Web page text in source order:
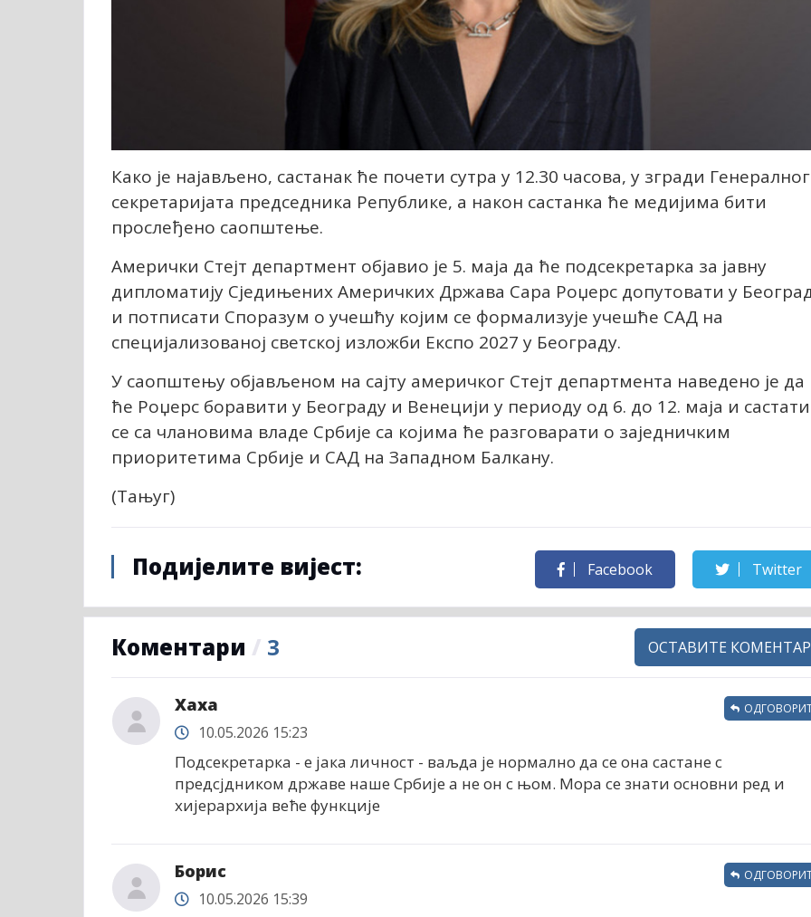
Како је најављено, састанак ће почети сутра у 12.30 часова, у згради Генералног
секретаријата председника Републике, а након састанка ће медијима бити
прослеђено саопштење.
Амерички Стејт департмент објавио је 5. маја да ће подсекретарка за јавну
дипломатију Сједињених Америчких Држава Сара Роџерс допутовати у
и потписати Споразум о учешћу којим се формализује учешће САД на
специјализованој светској изложби Експо 2027 у Београду.
У саопштењу објављеном на сајту америчког Стејт департмента наведено је да
ће Роџерс боравити у Београду и Венецији у периоду од 6. до 12. маја и састати
се са члановима владе Србије са којима ће разговарати о заједничким
приоритетима Србије и САД на Западном Балкану.
(Тањуг)
Подијелите вијест: Facebook Twitter
Коментари / 3 ОСТАВИТЕ КОМЕНТАР
Хаха
10.05.2026 15:23
Подсекретарка - е јака личност - ваљда је нормално да се она састане с
предсјдником државе наше Србије а не он с њом. Мора се знати основни ред и
хијерархија веће функције
Борис
10.05.2026 15:39